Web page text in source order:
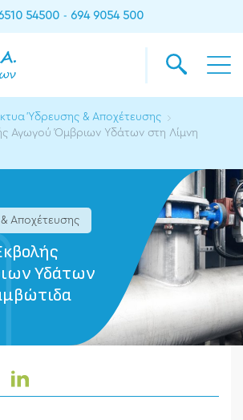
54500 - 694 9054 500
Ύδρευσης & Αποχέτευσης
Αγωγού Όμβριων Υδάτων στη Λίμνη
Αποχέτευσης
Υδάτων